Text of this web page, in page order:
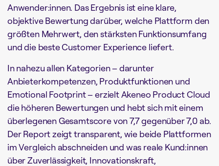
Anwender:innen. Das Ergebnis ist eine klare,
objektive Bewertung darüber, welche Plattform den
größten Mehrwert, den stärksten Funktionsumfang
und die beste Customer Experience liefert.
In nahezu allen Kategorien – darunter
Anbieterkompetenzen, Produktfunktionen und
Emotional Footprint – erzielt Akeneo Product Cloud
die höheren Bewertungen und hebt sich mit einem
überlegenen Gesamtscore von 7,7 gegenüber 7,0 ab.
Der Report zeigt transparent, wie beide Plattformen
im Vergleich abschneiden und was reale Kund:innen
über Zuverlässigkeit, Innovationskraft,